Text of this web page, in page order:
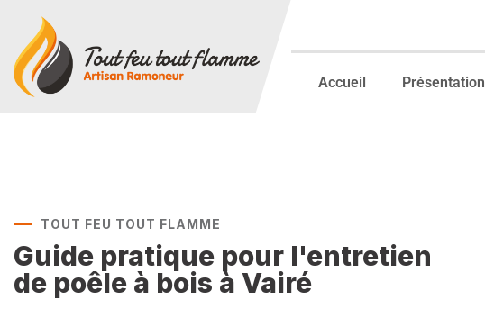
Accueil Présentation
TOUT FEU TOUT FLAMME
Guide pratique pour l'entretien
de poêle à bois à Vairé